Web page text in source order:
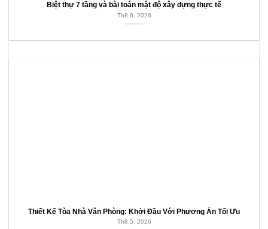
Biệt thự 7 tầng và bài toán mật độ xây dựng thực tế
Th8 6, 2026
Thiết Kế Tòa Nhà Văn Phòng: Khởi Đầu Với Phương Án Tối Ưu
Th8 5, 2026